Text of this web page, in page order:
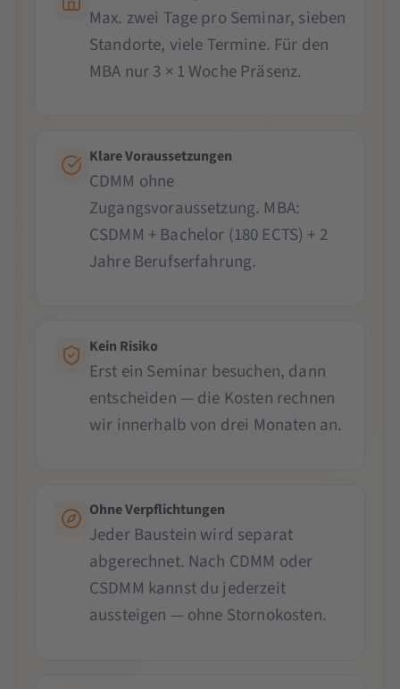
Max. zwei Tage pro Seminar, sieben
Standorte, viele Termine. Für den
MBA nur 3 × 1 Woche Präsenz.
Klare Voraussetzungen
CDMM ohne
Zugangsvoraussetzung. MBA:
CSDMM + Bachelor (180 ECTS) + 2
Jahre Berufserfahrung.
Kein Risiko
Erst ein Seminar besuchen, dann
entscheiden — die Kosten rechnen
wir innerhalb von drei Monaten an.
Ohne Verpflichtungen
Jeder Baustein wird separat
abgerechnet. Nach CDMM oder
CSDMM kannst du jederzeit
aussteigen — ohne Stornokosten.